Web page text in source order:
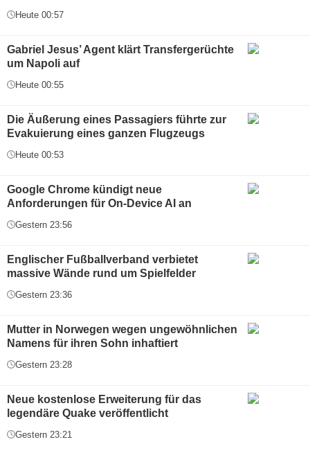
Heute 00:57
Gabriel Jesus’ Agent klärt Transfergerüchte
um Napoli auf
Heute 00:55
Die Äußerung eines Passagiers führte zur
Evakuierung eines ganzen Flugzeugs
Heute 00:53
Google Chrome kündigt neue
Anforderungen für On-Device AI an
Gestern 23:56
Englischer Fußballverband verbietet
massive Wände rund um Spielfelder
Gestern 23:36
Mutter in Norwegen wegen ungewöhnlichen
Namens für ihren Sohn inhaftiert
Gestern 23:28
Neue kostenlose Erweiterung für das
legendäre Quake veröffentlicht
Gestern 23:21